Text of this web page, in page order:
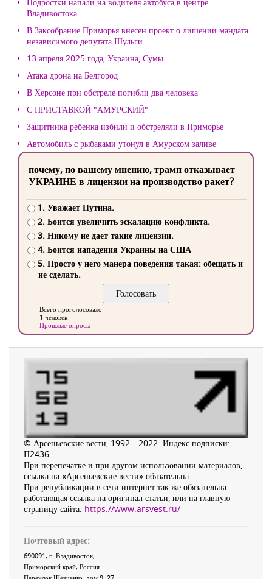
Владивостока
В Заксобрание Приморья внесен проект о лишении мандата
независимого депутата Шульги
13 апреля 2025 года, Украина, Сумы.
Атака дрона на Белгород
В Херсоне при обстреле погибли два человека
С ПРИСТАВКОЙ "АМУРСКИЙ"
Защитника ребенка избили и обстреляли в Приморье
Автомобиль с рыбаками утонул в Амурском заливе
почему, по вашему мнению, трамп отказывает
УКРАИНЕ в лицензии на производство ракет?
1. Уважает Путина.
2. Боится увеличить эскалацию конфликта.
3. Никому не дает такие лицензии.
4. Боится нападения Украины на США
5. Просто у него манера поведения такая: обещать и
не сделать.
Всего проголосовало
1 человек
Прошлые опросы
© Арсеньевские вести, 1992—2022. Индекс подписки:
П2436
При перепечатке и при другом использовании материалов,
ссылка на «Арсеньевские вести» обязательна.
При републикации в сети интернет так же обязательна
работающая ссылка на оригинал статьи, или на главную
страницу сайта: https://www.arsvest.ru/
Почтовый адрес:
690091, г. Владивосток,
Приморский край, Россия